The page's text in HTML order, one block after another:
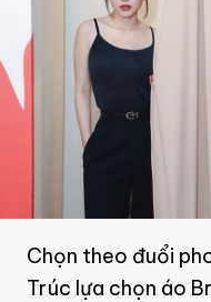
Chọn theo đuổi
Trúc lựa chọn áo